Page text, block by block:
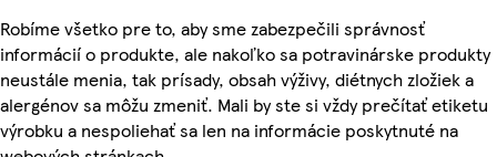
Robíme všetko pre to, aby sme zabezpečili správnosť
informácií o produkte, ale nakoľko sa potravinárske produkty
neustále menia, tak prísady, obsah výživy, diétnych zložiek a
alergénov sa môžu zmeniť. Mali by ste si vždy prečítať etiketu
výrobku a nespoliehať sa len na informácie poskytnuté na